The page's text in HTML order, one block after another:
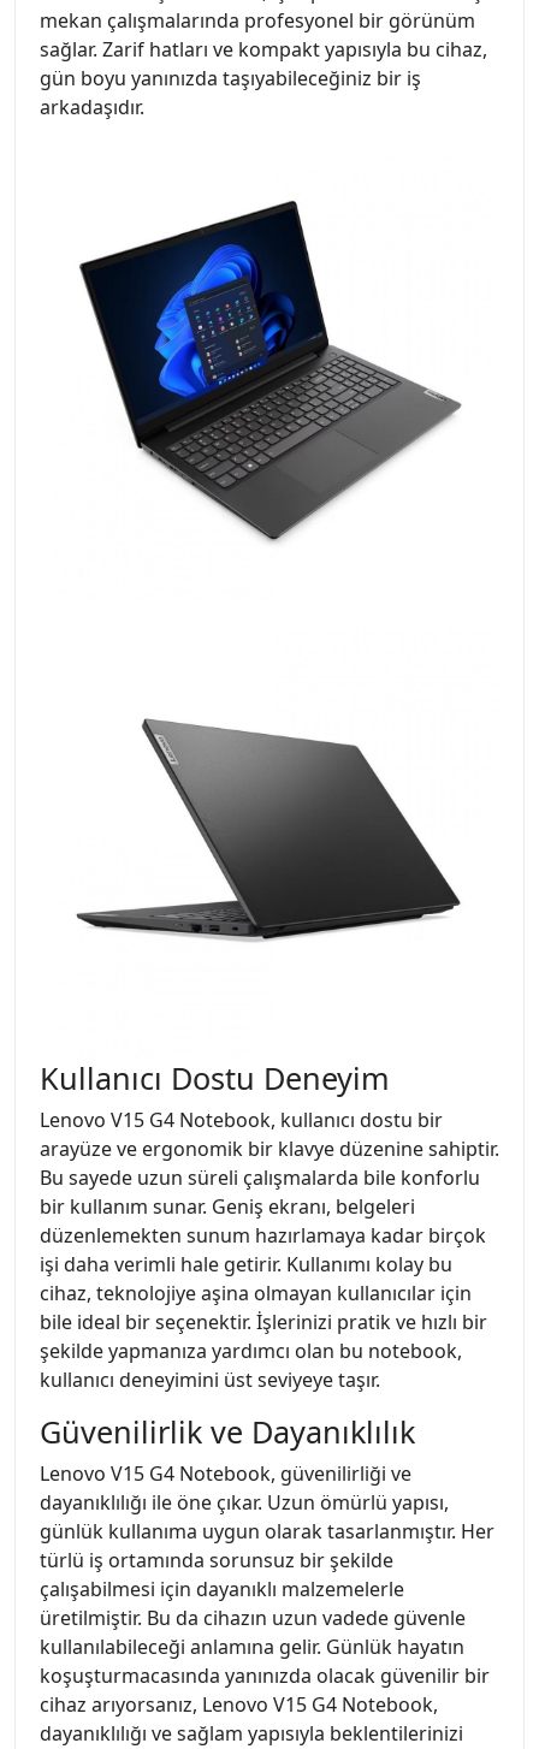
mekan çalışmalarında profesyonel bir görünüm
sağlar. Zarif hatları ve kompakt yapısıyla bu cihaz,
gün boyu yanınızda taşıyabileceğiniz bir iş
arkadaşıdır.
Kullanıcı Dostu Deneyim
Lenovo V15 G4 Notebook, kullanıcı dostu bir
arayüze ve ergonomik bir klavye düzenine sahiptir.
Bu sayede uzun süreli çalışmalarda bile konforlu
bir kullanım sunar. Geniş ekranı, belgeleri
düzenlemekten sunum hazırlamaya kadar birçok
işi daha verimli hale getirir. Kullanımı kolay bu
cihaz, teknolojiye aşina olmayan kullanıcılar için
bile ideal bir seçenektir. İşlerinizi pratik ve hızlı bir
şekilde yapmanıza yardımcı olan bu notebook,
kullanıcı deneyimini üst seviyeye taşır.
Güvenilirlik ve Dayanıklılık
Lenovo V15 G4 Notebook, güvenilirliği ve
dayanıklılığı ile öne çıkar. Uzun ömürlü yapısı,
günlük kullanıma uygun olarak tasarlanmıştır. Her
türlü iş ortamında sorunsuz bir şekilde
çalışabilmesi için dayanıklı malzemelerle
üretilmiştir. Bu da cihazın uzun vadede güvenle
kullanılabileceği anlamına gelir. Günlük hayatın
koşuşturmacasında yanınızda olacak güvenilir bir
cihaz arıyorsanız, Lenovo V15 G4 Notebook,
dayanıklılığı ve sağlam yapısıyla beklentilerinizi